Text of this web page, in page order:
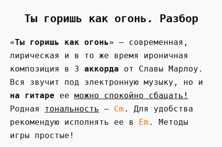
Ты горишь как огонь. Разбор
«Ты горишь как огонь» — современная,
лирическая и в то же время ироничная
композиция в 3 аккорда от Славы Марлоу.
Вся звучит под электронную музыку, но и
на гитаре ее можно спокойно сбацать!
Родная тональность — Сm . Для удобства
рекомендую исполнять ее в
Em . Методы
игры простые!